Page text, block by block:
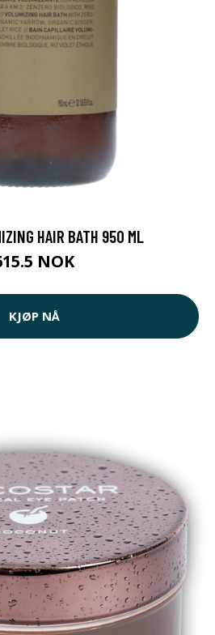
HAIR BATH 950 ML
NOK
KJØP NÅ